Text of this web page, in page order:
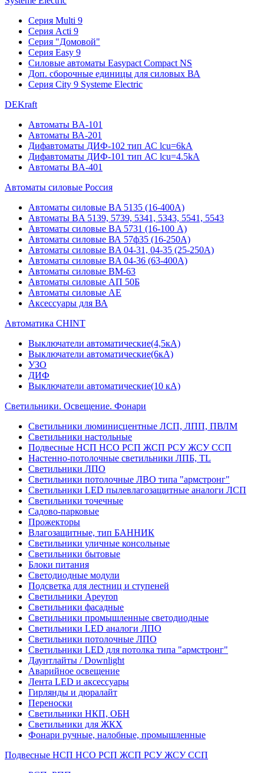
Серия Multi 9
Серия Acti 9
Серия "Домовой"
Серия Easy 9
Силовые автоматы Easypact Compact NS
Доп. сборочные единицы для силовых ВА
Серия City 9 Systeme Electric
DEKraft
Автоматы BA-101
Автоматы ВА-201
Дифавтоматы ДИФ-102 тип АС lcu=6kA
Дифавтоматы ДИФ-101 тип АС lcu=4.5kA
Автоматы BA-401
Автоматы силовые Россия
Автоматы силовые BA 5135 (16-400А)
Автоматы BA 5139, 5739, 5341, 5343, 5541, 5543
Автоматы силовые BA 5731 (16-100 А)
Автоматы силовые ВА 57ф35 (16-250А)
Автоматы силовые BA 04-31, 04-35 (25-250А)
Автоматы силовые BA 04-36 (63-400А)
Автоматы силовые ВМ-63
Автоматы силовые АП 50Б
Автоматы силовые АЕ
Аксессуары для ВА
Автоматика CHINT
Выключатели автоматические(4,5кА)
Выключатели автоматические(6кА)
УЗО
ДИФ
Выключатели автоматические(10 кА)
Светильники. Освещение. Фонари
Светильники люминисцентные ЛСП, ЛПП, ПВЛМ
Светильники настольные
Подвесные НСП НСО РСП ЖСП РСУ ЖСУ ССП
Настенно-потолочные светильники ЛПБ, TL
Светильники ЛПО
Светильники потолочные ЛВО типа "армстронг"
Светильники LED пылевлагозащитные аналоги ЛСП
Светильники точечные
Садово-парковые
Прожекторы
Влагозащитные, тип БАННИК
Светильники уличные консольные
Светильники бытовые
Блоки питания
Светодиодные модули
Подсветка для лестниц и ступеней
Светильники Apeyron
Светильники фасадные
Светильники промышленные светодиодные
Светильники LED аналоги ЛПО
Светильники потолочные ЛПО
Светильники LED для потолка типа "армстронг"
Даунтлайты / Downlight
Аварийное освещение
Лента LED и аксессуары
Гирлянды и дюралайт
Переноски
Светильники НКП, ОБН
Светильники для ЖКХ
Фонари ручные, налобные, промышленные
Подвесные НСП НСО РСП ЖСП РСУ ЖСУ ССП